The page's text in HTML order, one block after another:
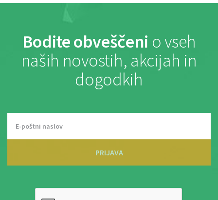
Bodite obveščeni o vseh
naših novostih, akcijah in
dogodkih
PRIJAVA